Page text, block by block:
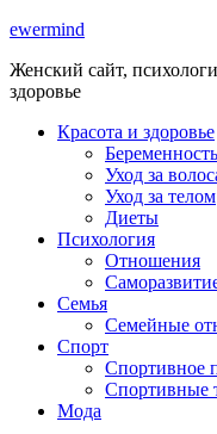
ewermind
Женский сайт,
здоровье
Красота и здоровье
Беременность
Уход за
Уход за телом
Диеты
Психология
Отношения
Семья
Семейные
Спорт
Спортивное
Спортивные
Мода